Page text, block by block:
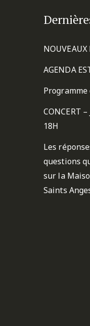
NOUVEAUX
AGENDA
Programme
CONCERT
18H
Les
questions
sur la
Saints